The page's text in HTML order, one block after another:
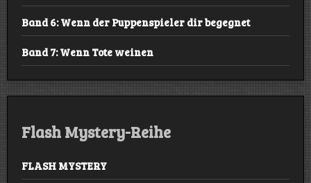
Band 6: Wenn der Puppenspieler dir begegnet
Band 7: Wenn Tote weinen
Flash Mystery-Reihe
FLASH MYSTERY